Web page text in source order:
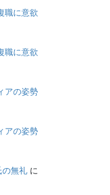
職に意欲
職に意欲
アの姿勢
アの姿勢
の無礼 に